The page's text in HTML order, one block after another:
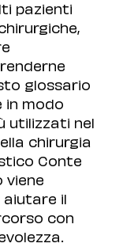
pazienti
glossario
in modo
utilizzati nel
chirurgia
Conte
il
con